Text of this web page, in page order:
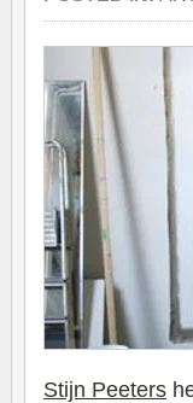
Stijn Peeters